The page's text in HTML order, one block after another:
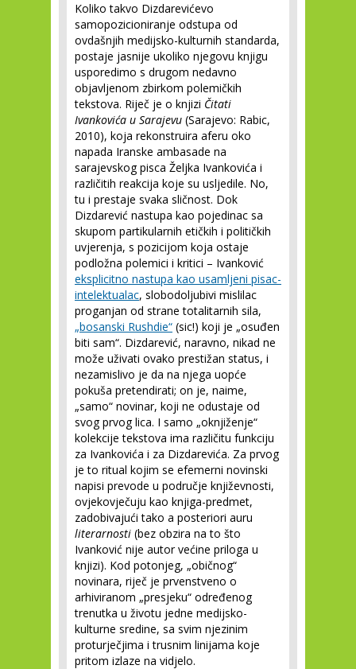
Koliko takvo Dizdarevićevo
samopozicioniranje odstupa od
ovdašnjih medijsko-kulturnih standarda,
postaje jasnije ukoliko njegovu knjigu
usporedimo s drugom nedavno
objavljenom zbirkom polemičkih
tekstova. Riječ je o knjizi Čitati
Ivankovića u Sarajevu (Sarajevo: Rabic,
2010), koja rekonstruira aferu oko
napada Iranske ambasade na
sarajevskog pisca Željka Ivankovića i
različitih reakcija koje su usljedile. No,
tu i prestaje svaka sličnost. Dok
Dizdarević nastupa kao pojedinac sa
skupom partikularnih etičkih i političkih
uvjerenja, s pozicijom koja ostaje
podložna polemici i kritici – Ivanković
eksplicitno nastupa kao usamljeni pisac-
intelektualac, slobodoljubivi mislilac
proganjan od strane totalitarnih sila,
„bosanski Rushdie“ (sic!) koji je „osuđen
biti sam“. Dizdarević, naravno, nikad ne
može uživati ovako prestižan status, i
nezamislivo je da na njega uopće
pokuša pretendirati; on je, naime,
„samo“ novinar, koji ne odustaje od
svog prvog lica. I samo „oknjiženje“
kolekcije tekstova ima različitu funkciju
za Ivankovića i za Dizdarevića. Za prvog
je to ritual kojim se efemerni novinski
napisi prevode u područje književnosti,
ovjekovječuju kao knjiga-predmet,
zadobivajući tako a posteriori auru
literarnosti (bez obzira na to što
Ivanković nije autor većine priloga u
knjizi). Kod potonjeg, „običnog“
novinara, riječ je prvenstveno o
arhiviranom „presjeku“ određenog
trenutka u životu jedne medijsko-
kulturne sredine, sa svim njezinim
proturječjima i trusnim linijama koje
pritom izlaze na vidjelo.